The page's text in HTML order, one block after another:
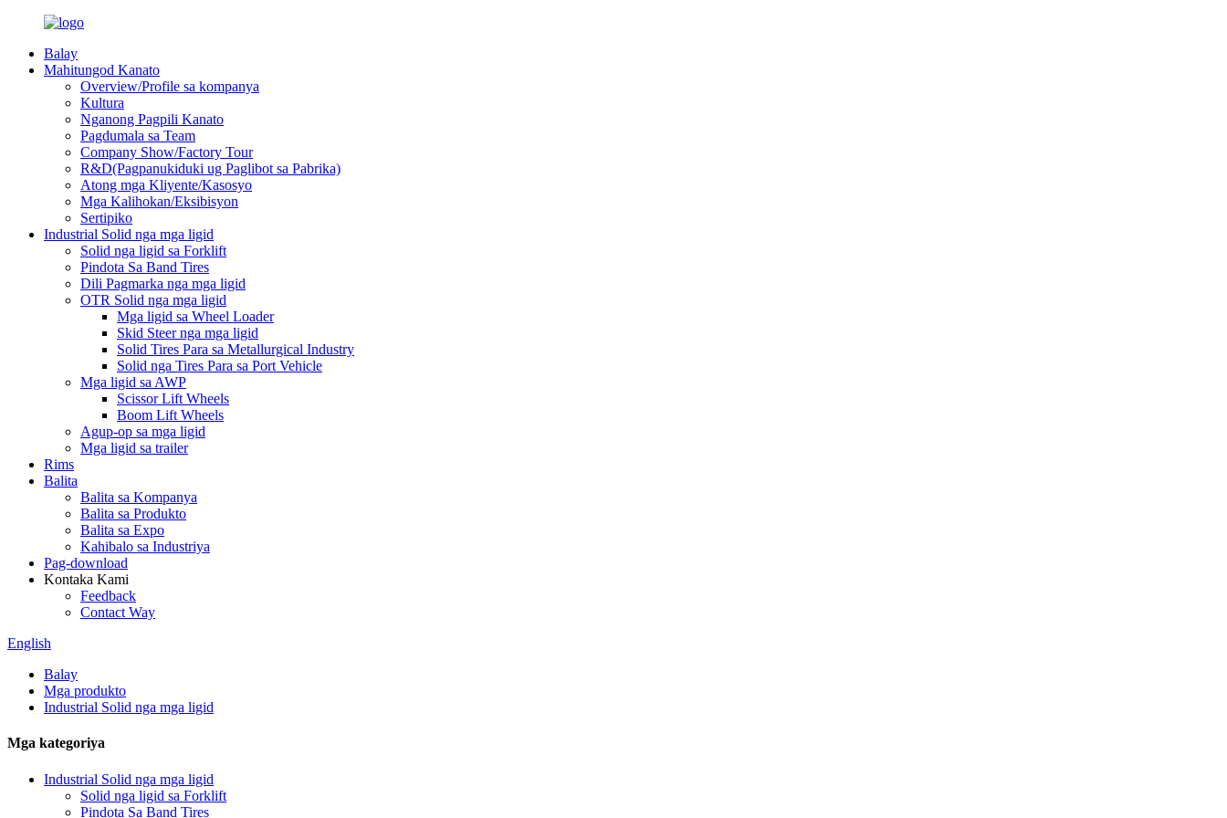
Balay
Mahitungod Kanato
Overview/Profile sa kompanya
Kultura
Nganong Pagpili Kanato
Pagdumala sa Team
Company Show/Factory Tour
R&D(Pagpanukiduki ug Paglibot sa Pabrika)
Atong mga Kliyente/Kasosyo
Mga Kalihokan/Eksibisyon
Sertipiko
Industrial Solid nga mga ligid
Solid nga ligid sa Forklift
Pindota Sa Band Tires
Dili Pagmarka nga mga ligid
OTR Solid nga mga ligid
Mga ligid sa Wheel Loader
Skid Steer nga mga ligid
Solid Tires Para sa Metallurgical Industry
Solid nga Tires Para sa Port Vehicle
Mga ligid sa AWP
Scissor Lift Wheels
Boom Lift Wheels
Agup-op sa mga ligid
Mga ligid sa trailer
Rims
Balita
Balita sa Kompanya
Balita sa Produkto
Balita sa Expo
Kahibalo sa Industriya
Pag-download
Kontaka Kami
Feedback
Contact Way
English
Balay
Mga produkto
Industrial Solid nga mga ligid
Mga kategoriya
Industrial Solid nga mga ligid
Solid nga ligid sa Forklift
Pindota Sa Band Tires